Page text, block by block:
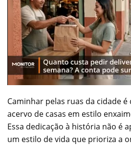
Caminhar pelas ruas da cidade
acervo de casas em estilo
Essa dedicação à história não é
um estilo de vida que prioriza a